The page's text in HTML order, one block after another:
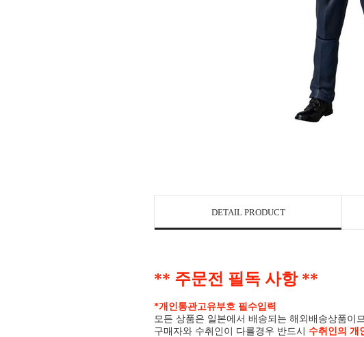
DETAIL PRODUCT
** 주문전 필독 사항 **
*개인통관고유부호 필수입력
모든 상품은 일본에서 배송되는 해외배송상품이
구매자와 수취인이 다를경우 반드시 수취인의 개